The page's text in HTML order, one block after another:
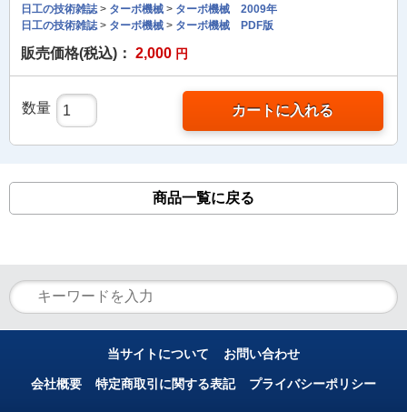
日工の技術雑誌> ターボ機械 > ターボ機械 2009年
日工の技術雑誌> ターボ機械 > ターボ機械 PDF版
販売価格(税込)： 2,000 円
数量 カートに入れる
商品一覧に戻る
当サイトについて お問い合わせ
会社概要 特定商取引に関する表記 プライバシーポリシー